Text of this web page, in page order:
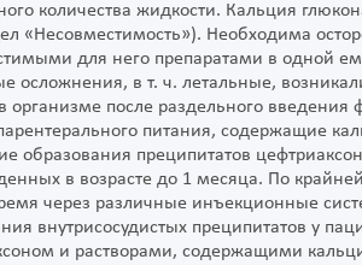
количества жидкости. Кальция
«Несовместимость»). Необходима
для него препаратами в одной
осложнения, в т. ч. летальные,
организме после раздельного
питания, содержащие
образования преципитатов
в возрасте до 1 месяца. По
через различные инъекционные
внутрисосудистых преципитатов у
и растворами, содержащими